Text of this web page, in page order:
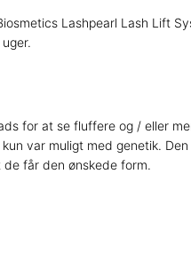
Lashpearl Lash Lift
for at se fluffere og / eller
var muligt med genetik.
de får den ønskede form.